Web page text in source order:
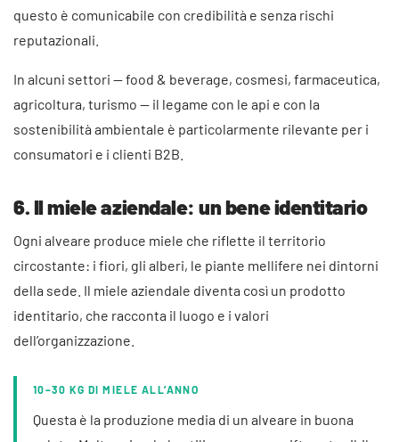
questo è comunicabile con credibilità e senza rischi
reputazionali.
In alcuni settori — food & beverage, cosmesi, farmaceutica,
agricoltura, turismo — il legame con le api e con la
sostenibilità ambientale è particolarmente rilevante per i
consumatori e i clienti B2B.
6. Il miele aziendale: un bene identitario
Ogni alveare produce miele che riflette il territorio
circostante: i fiori, gli alberi, le piante mellifere nei dintorni
della sede. Il miele aziendale diventa così un prodotto
identitario, che racconta il luogo e i valori
dell’organizzazione.
10–30 KG DI MIELE ALL’ANNO
Questa è la produzione media di un alveare in buona